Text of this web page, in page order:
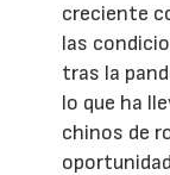
creciente
las
tras la
lo que ha
chinos de